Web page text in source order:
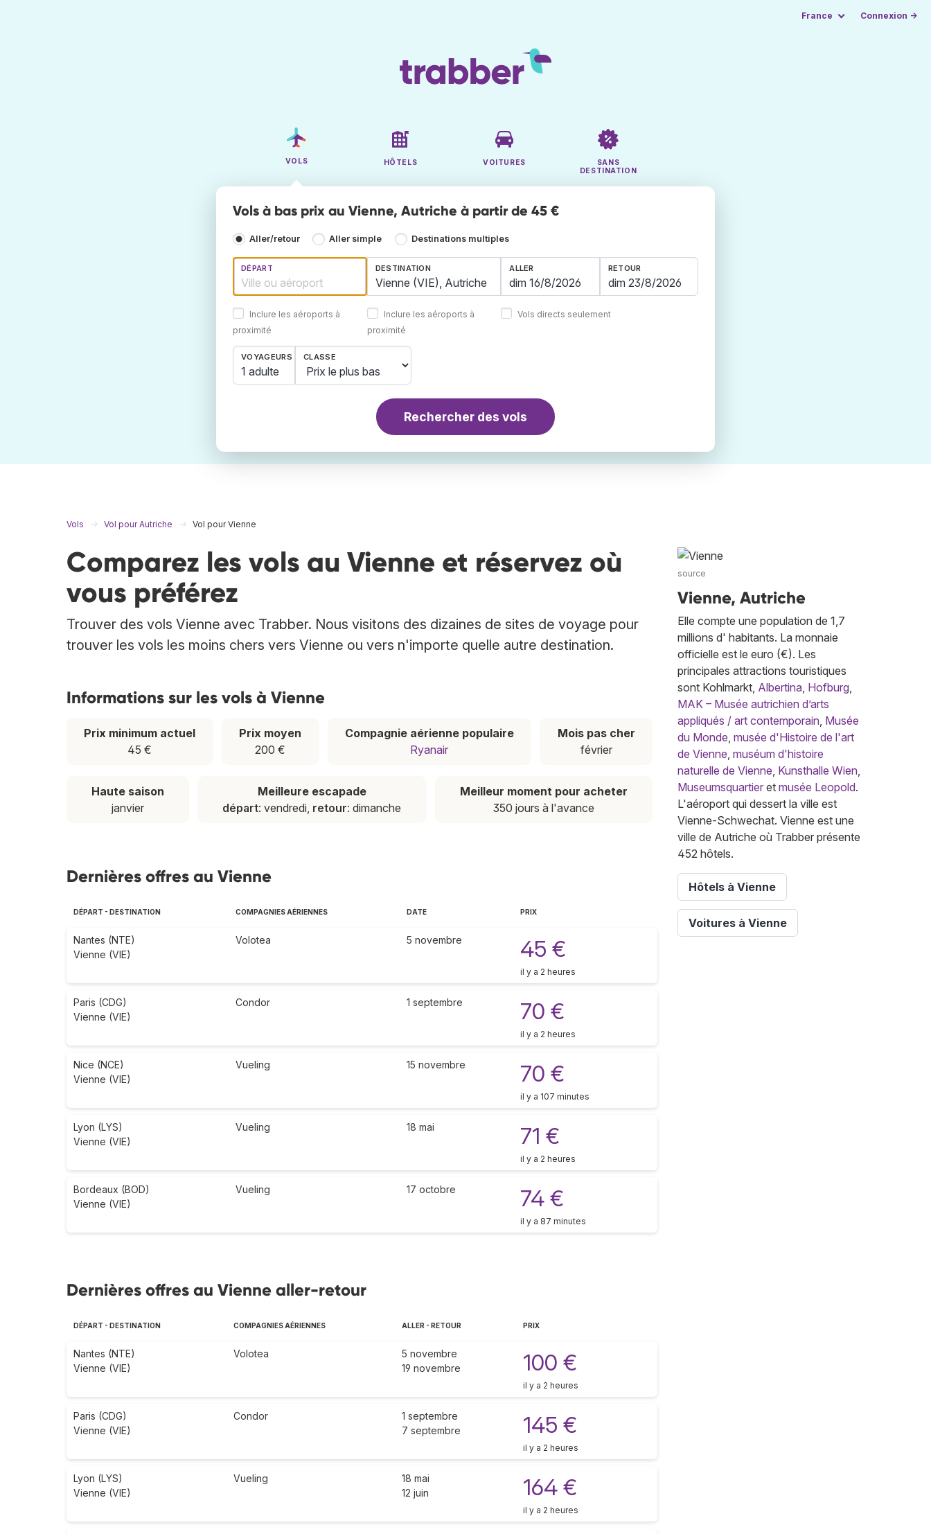
France Connexion →
VOLS HÔTELS VOITURES
SANS
DESTINATION
Vols à bas prix au Vienne, Autriche à partir de 45 €
Aller/retour Aller simple Destinations multiples
DÉPART
Inclure les aéroports à
proximité
DESTINATION
Inclure les aéroports à
proximité
ALLER RETOUR
Vols directs seulement
VOYAGEURS
1 adulte
CLASSE
Rechercher des vols
Vols Vol pour Autriche Vol pour Vienne
Comparez les vols au Vienne et réservez où
vous préférez
Trouver des vols Vienne avec Trabber. Nous visitons des dizaines de sites de voyage pour
trouver les vols les moins chers vers Vienne ou vers n'importe quelle autre destination.
Informations sur les vols à Vienne
Prix minimum actuel
45 €
Prix moyen
200 €
Compagnie aérienne populaire
Ryanair
Mois pas cher
février
Haute saison
janvier
Meilleure escapade
départ: vendredi, retour: dimanche
Meilleur moment pour acheter
350 jours à l'avance
Dernières offres au Vienne
DÉPART - DESTINATION COMPAGNIES AÉRIENNES DATE PRIX
Nantes (NTE)
Vienne (VIE)
Volotea 5 novembre 45 €
il y a 2 heures
Paris (CDG)
Vienne (VIE)
Condor 1 septembre 70 €
il y a 2 heures
Nice (NCE)
Vienne (VIE)
Vueling 15 novembre 70 €
il y a 107 minutes
Lyon (LYS)
Vienne (VIE)
Vueling 18 mai 71 €
il y a 2 heures
Bordeaux (BOD)
Vienne (VIE)
Vueling 17 octobre 74 €
il y a 87 minutes
Dernières offres au Vienne aller-retour
DÉPART - DESTINATION COMPAGNIES AÉRIENNES ALLER - RETOUR PRIX
Nantes (NTE)
Vienne (VIE)
Volotea
5 novembre
19 novembre
100 €
il y a 2 heures
Paris (CDG)
Vienne (VIE)
Condor
1 septembre
7 septembre
145 €
il y a 2 heures
Lyon (LYS)
Vienne (VIE)
Vueling
18 mai
12 juin
164 €
il y a 2 heures
source
Vienne, Autriche
Elle compte une population de 1,7
millions d' habitants. La monnaie
officielle est le euro (€). Les
principales attractions touristiques
sont Kohlmarkt, Albertina, Hofburg,
MAK – Musée autrichien d’arts
appliqués / art contemporain, Musée
du Monde, musée d'Histoire de l'art
de Vienne, muséum d'histoire
naturelle de Vienne, Kunsthalle Wien,
Museumsquartier et musée Leopold.
L'aéroport qui dessert la ville est
Vienne-Schwechat. Vienne est une
ville de Autriche où Trabber présente
452 hôtels.
Hôtels à Vienne
Voitures à Vienne